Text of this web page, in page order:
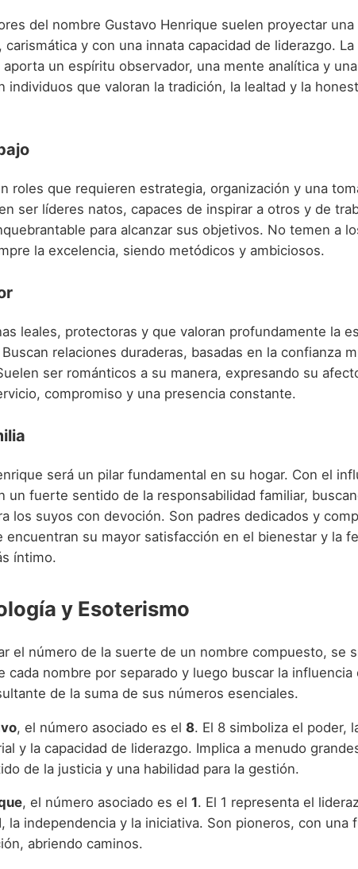
del nombre Gustavo Henrique suelen proyectar una
carismática y con una innata capacidad de liderazgo.
aporta un espíritu observador, una mente analítica y
individuos que valoran la tradición, la lealtad y la
roles que requieren estrategia, organización y una
ser líderes natos, capaces de inspirar a otros y de
para alcanzar sus objetivos. No temen a
la excelencia, siendo metódicos y ambiciosos.
leales, protectoras y que valoran profundamente la
relaciones duraderas, basadas en la confianza
ser románticos a su manera, expresando su
compromiso y una presencia constante.
será un pilar fundamental en su hogar. Con el
un fuerte sentido de la responsabilidad familiar,
los suyos con devoción. Son padres dedicados y
encuentran su mayor satisfacción en el bienestar y la
íntimo.
y Esoterismo
el número de la suerte de un nombre compuesto, se
cada nombre por separado y luego buscar la influencia
de la suma de sus números esenciales.
, el número asociado es el 8. El 8 simboliza el poder,
y la capacidad de liderazgo. Implica a menudo
de la justicia y una habilidad para la gestión.
, el número asociado es el 1. El 1 representa el
la independencia y la iniciativa. Son pioneros, con una
abriendo caminos.